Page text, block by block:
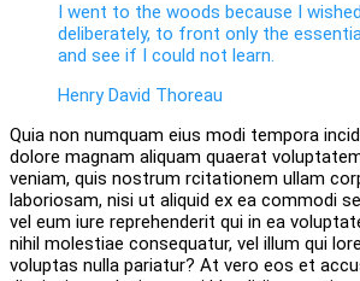
I went to the woods because I
deliberately, to front only the
and see if I could not learn.
Henry David Thoreau
Quia non numquam eius modi tempora
dolore magnam aliquam quaerat
veniam, quis nostrum rcitationem ullam
laboriosam, nisi ut aliquid ex ea commodi
vel eum iure reprehenderit qui in ea
nihil molestiae consequatur, vel illum qui
voluptas nulla pariatur? At vero eos et